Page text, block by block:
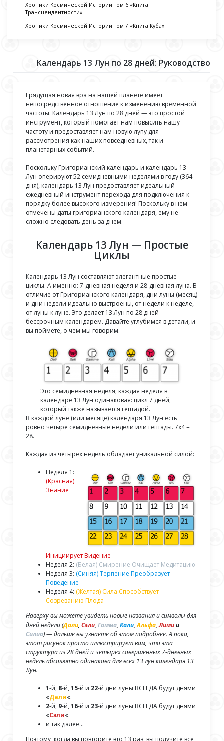
Хроники Космической Истории Том 6 «Книга
Трансцендентности»
Хроники Космической Истории Том 7 «Книга Куба»
Календарь 13 Лун по 28 дней: Руководство
Грядущая новая эра на нашей планете имеет
непосредственное отношение к изменению временной
частоты. Календарь 13 Лун по 28 дней — это простой
инструмент, который помогает нам повысить нашу
частоту и предоставляет нам новую лупу для
рассмотрения как наших повседневных, так и
планетарных событий.
Поскольку Григорианский календарь и календарь 13
Лун оперируют 52 семидневными неделями в году (364
дня), календарь 13 Лун предоставляет идеальный
ежедневный инструмент перехода для подключения к
порядку более высокого измерения! Поскольку в нем
отмечены даты григорианского календаря, ему не
сложно следовать день за днем.
Календарь 13 Лун — Простые
Циклы
Календарь 13 Лун составляют элегантные простые
циклы. А именно: 7-дневная неделя и 28-дневная луна. В
отличие от Григорианского календаря, дни луны (месяц)
и дни недели идеально выстроены, от недели к неделе,
от луны к луне. Это делает 13 Лун по 28 дней
бессрочным календарем. Давайте углубимся в детали, и
вы поймете, о чем мы говорим.
Это семидневная неделя; каждая неделя в
календаре 13 Лун одинаковая: цикл 7 дней,
который также называется гептадой.
В каждой луне (или месяце) календаря 13 Лун есть
ровно четыре семидневные недели или гептады. 7х4 =
28.
Каждая из четырех недель обладает уникальной силой:
Неделя 1:
(Красная)
Знание
Инициирует Видение
Неделя 2: (Белая) Смирение Очищает Медитацию
Неделя 3: (Синяя) Терпение Преобразует
Поведение
Неделя 4: (Желтая) Сила Способствует
Созреванию Плода
Наверху вы можете увидеть новые названия и символы для
дней недели (Дали,Сэли,Гамма,Кали,Альфа,Лимии
Силио) — дальше вы узнаете об этом подробнее. А пока,
этот рисунок просто иллюстрирует вам, что эта
структура из 28 дней и четырех совершенных 7-дневных
недель абсолютно одинакова для всех 13 лун календаря 13
Лун.
1-й, 8-й, 15-й и 22-й дни луны ВСЕГДА будут днями
«Дали«.
2-й, 9-й,16-й и 23-й дни луны ВСЕГДА будут днями
«Сэли«.
и так далее…